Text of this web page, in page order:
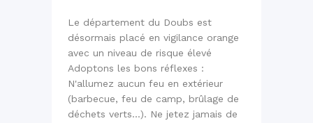
Le département du Doubs est
désormais placé en vigilance orange
avec un niveau de risque élevé
Adoptons les bons réflexes :
N'allumez aucun feu en extérieur
(barbecue, feu de camp, brûlage de
déchets verts…). Ne jetez jamais de